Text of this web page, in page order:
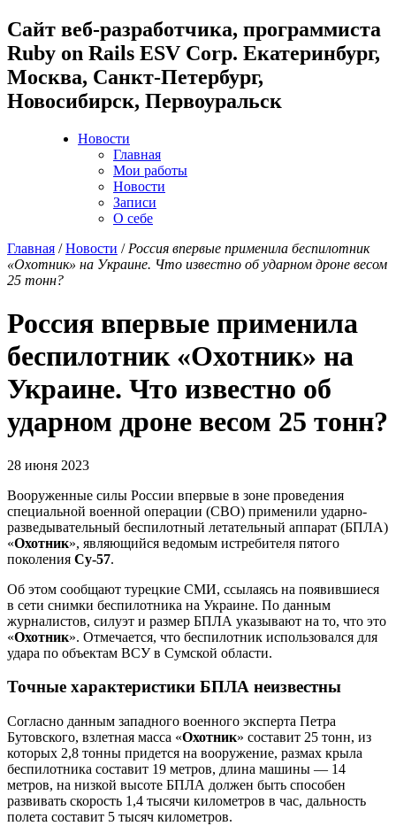
Cайт веб-разработчика, программиста
Ruby on Rails ESV Corp. Екатеринбург,
Москва, Санкт-Петербург,
Новосибирск, Первоуральск
Новости
Главная
Мои работы
Новости
Записи
О себе
Главная /Новости / Россия впервые применила беспилотник
«Охотник» на Украине. Что известно об ударном дроне весом
25 тонн?
Россия впервые применила
беспилотник «Охотник» на
Украине. Что известно об
ударном дроне весом 25 тонн?
28 июня 2023
Вооруженные силы России впервые в зоне проведения
специальной военной операции (СВО) применили ударно-
разведывательный беспилотный летательный аппарат (БПЛА)
«Охотник», являющийся ведомым истребителя пятого
поколения Су-57.
Об этом сообщают турецкие СМИ, ссылаясь на появившиеся
в сети снимки беспилотника на Украине. По данным
журналистов, силуэт и размер БПЛА указывают на то, что это
«Охотник». Отмечается, что беспилотник использовался для
удара по объектам ВСУ в Сумской области.
Точные характеристики БПЛА неизвестны
Согласно данным западного военного эксперта Петра
Бутовского, взлетная масса «Охотник» составит 25 тонн, из
которых 2,8 тонны придется на вооружение, размах крыла
беспилотника составит 19 метров, длина машины — 14
метров, на низкой высоте БПЛА должен быть способен
развивать скорость 1,4 тысячи километров в час, дальность
полета составит 5 тысяч километров.